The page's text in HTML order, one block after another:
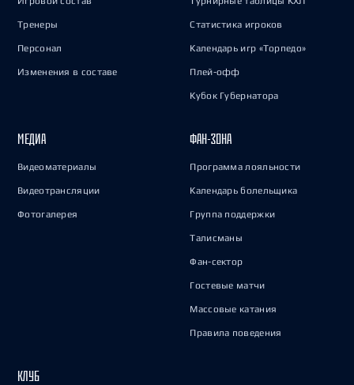
Тренеры
Персонал
Изменения в составе
Статистика игроков
Календарь игр «Торпедо»
Плей-офф
Кубок Губернатора
МЕДИА
Видеоматериалы
Видеотрансляции
Фотогалерея
ФАН-ЗОНА
Программа лояльности
Календарь болельщика
Группа поддержки
Талисманы
Фан-сектор
Гостевые матчи
Массовые катания
Правила поведения
КЛУБ